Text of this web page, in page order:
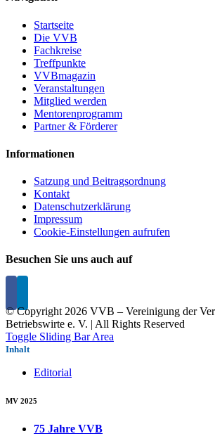
Startseite
Die VVB
Fachkreise
Treffpunkte
VVBmagazin
Veranstaltungen
Mitglied werden
Mentorenprogramm
Partner & Förderer
Informationen
Satzung und Beitragsordnung
Kontakt
Datenschutzerklärung
Impressum
Cookie-Einstellungen aufrufen
Besuchen Sie uns auch auf
© Copyright 2026 VVB – Vereinigung der
Betriebswirte e. V. | All Rights Reserved
Toggle Sliding Bar Area
Inhalt
Editorial
MV 2025
75 Jahre VVB